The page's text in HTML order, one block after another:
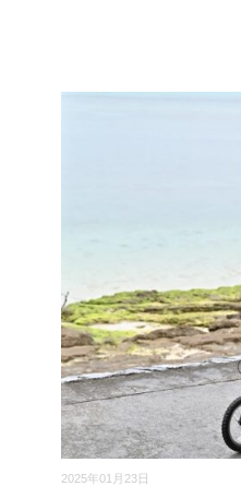
2025年01月23日